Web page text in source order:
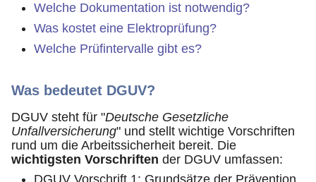
Welche Dokumentation ist notwendig?
Was kostet eine Elektroprüfung?
Welche Prüfintervalle gibt es?
Was bedeutet DGUV?
DGUV steht für "Deutsche Gesetzliche
Unfallversicherung" und stellt wichtige Vorschriften
rund um die Arbeitssicherheit bereit. Die
wichtigsten Vorschriften der DGUV umfassen: